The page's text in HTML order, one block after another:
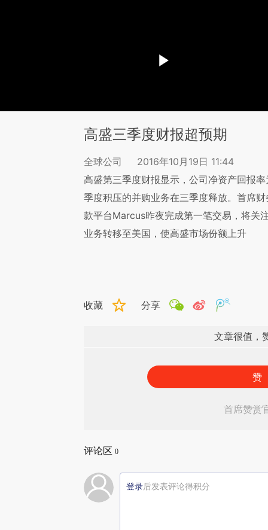
高盛三季度财报超预期
全球公司
2016年10月19日 11:44
高盛第三季度财报显示，公司净资产回报
季度积压的并购业务在三季度释放。首席
款平台Marcus昨夜完成第一笔交易，将关
业务转移至美国，使高盛市场份额上升
收藏 分享
文章很值，
赞
首席赞赏
评论区 0
登录后发表评论得积分